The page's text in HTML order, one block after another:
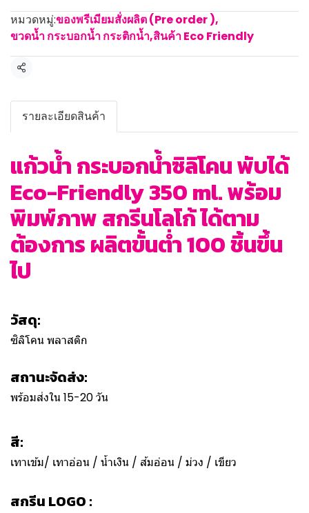
หมวดหมู่:ของพรีเมียมสั่งผลิต (Pre order ),
ขวดน้ำ กระบอกน้ำ กระติกน้ำ,สินค้า Eco Friendly
แชร์
รายละเอียดสินค้า
แก้วน้ำ กระบอกน้ำซิลิโคน พับได้
Eco-Friendly 350 ml. พร้อม
พิมพ์ภาพ สกรีนโลโก้ ได้ตาม
ต้องการ ผลิตขั้นต่ำ 100 ชิ้นขึ้น
ไป
วัสดุ:
ซิลิโคน พลาสติก
สถานะจัดส่ง:
พร้อมส่งใน 15-20 วัน
สี:
เทาเข้ม/ เทาอ่อน / น้ำเงิน / ส้มอ่อน / ม่วง / เขียว
สกรีน LOGO :